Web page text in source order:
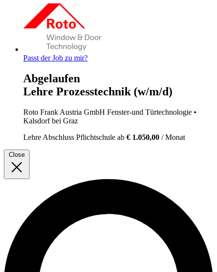
Passt der Job zu mir?
Abgelaufen
Lehre Prozesstechnik (w/m/d)
Roto Frank Austria GmbH Fenster-und Türtechnologie •
Kalsdorf bei Graz
Lehre Abschluss Pflichtschule ab € 1.050,00 / Monat
Close